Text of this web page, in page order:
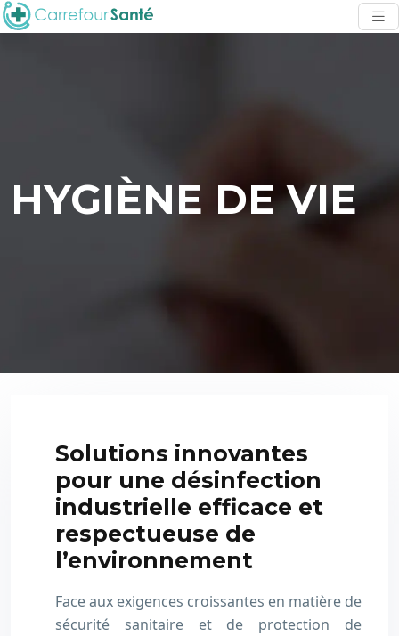
HYGIÈNE DE VIE
Solutions innovantes
pour une désinfection
industrielle efficace et
respectueuse de
l’environnement
Face aux exigences croissantes en matière de
sécurité sanitaire et de protection de